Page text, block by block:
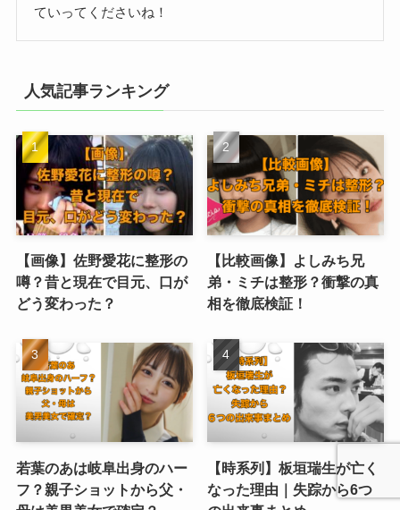
ていってくださいね！
人気記事ランキング
【画像】佐野愛花に整形の
噂？昔と現在で目元、口が
どう変わった？
【比較画像】よしみち兄
弟・ミチは整形？衝撃の真
相を徹底検証！
若葉のあは岐阜出身のハー
フ？親子ショットから父・
【時系列】板垣瑞生が亡く
なった理由｜失踪から6つ